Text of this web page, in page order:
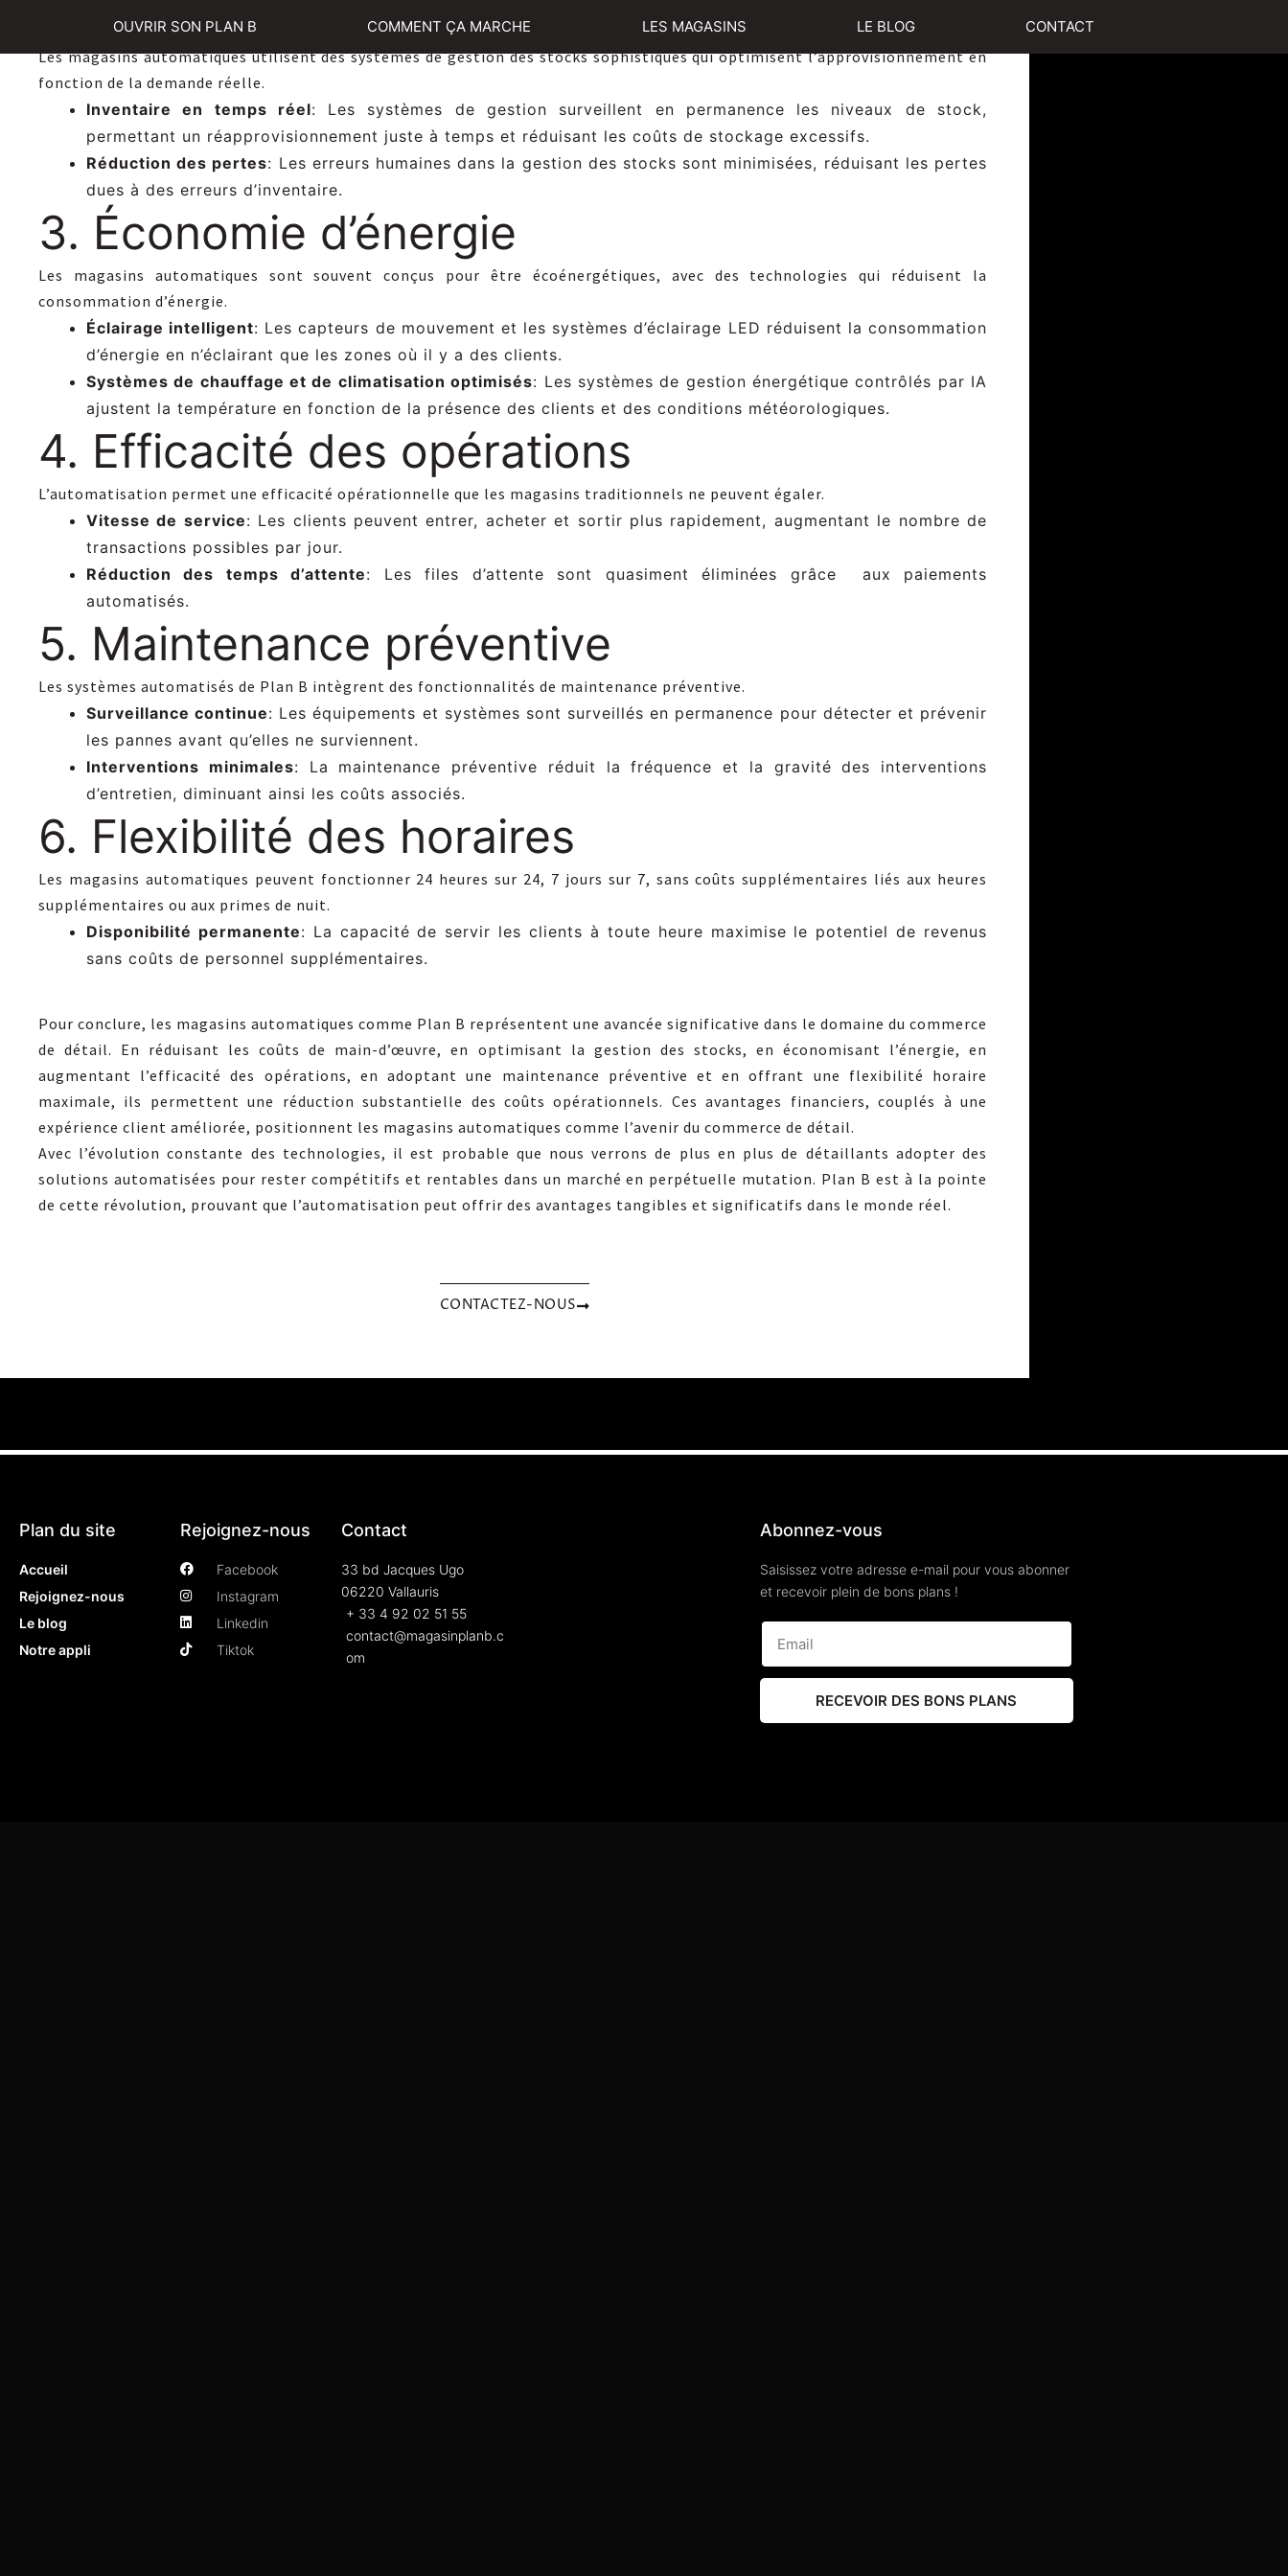
OUVRIR SON PLAN B COMMENT ÇA MARCHE LES MAGASINS LE BLOG CONTACT
2. Optimisation des stocks
Les magasins automatiques utilisent des systèmes de gestion des stocks sophistiqués qui optimisent l’approvisionnement en
fonction de la demande réelle.
Inventaire en temps réel: Les systèmes de gestion surveillent en permanence les niveaux de stock,
permettant un réapprovisionnement juste à temps et réduisant les coûts de stockage excessifs.
Réduction des pertes: Les erreurs humaines dans la gestion des stocks sont minimisées, réduisant les pertes
dues à des erreurs d’inventaire.
3. Économie d’énergie
Les magasins automatiques sont souvent conçus pour être écoénergétiques, avec des technologies qui réduisent la
consommation d’énergie.
Éclairage intelligent: Les capteurs de mouvement et les systèmes d’éclairage LED réduisent la consommation
d’énergie en n’éclairant que les zones où il y a des clients.
Systèmes de chauffage et de climatisation optimisés: Les systèmes de gestion énergétique contrôlés par IA
ajustent la température en fonction de la présence des clients et des conditions météorologiques.
4. Efficacité des opérations
L’automatisation permet une efficacité opérationnelle que les magasins traditionnels ne peuvent égaler.
Vitesse de service: Les clients peuvent entrer, acheter et sortir plus rapidement, augmentant le nombre de
transactions possibles par jour.
Réduction des temps d’attente: Les files d’attente sont quasiment éliminées grâce aux paiements
automatisés.
5. Maintenance préventive
Les systèmes automatisés de Plan B intègrent des fonctionnalités de maintenance préventive.
Surveillance continue: Les équipements et systèmes sont surveillés en permanence pour détecter et prévenir
les pannes avant qu’elles ne surviennent.
Interventions minimales: La maintenance préventive réduit la fréquence et la gravité des interventions
d’entretien, diminuant ainsi les coûts associés.
6. Flexibilité des horaires
Les magasins automatiques peuvent fonctionner 24 heures sur 24, 7 jours sur 7, sans coûts supplémentaires liés aux heures
supplémentaires ou aux primes de nuit.
Disponibilité permanente: La capacité de servir les clients à toute heure maximise le potentiel de revenus
sans coûts de personnel supplémentaires.
Pour conclure, les magasins automatiques comme Plan B représentent une avancée significative dans le domaine du commerce
de détail. En réduisant les coûts de main-d’œuvre, en optimisant la gestion des stocks, en économisant l’énergie, en
augmentant l’efficacité des opérations, en adoptant une maintenance préventive et en offrant une flexibilité horaire
maximale, ils permettent une réduction substantielle des coûts opérationnels. Ces avantages financiers, couplés à une
expérience client améliorée, positionnent les magasins automatiques comme l’avenir du commerce de détail.
Avec l’évolution constante des technologies, il est probable que nous verrons de plus en plus de détaillants adopter des
solutions automatisées pour rester compétitifs et rentables dans un marché en perpétuelle mutation. Plan B est à la pointe
de cette révolution, prouvant que l’automatisation peut offrir des avantages tangibles et significatifs dans le monde réel.
CONTACTEZ-NOUS
Plan du site
Accueil
Rejoignez-nous
Le blog
Notre appli
Rejoignez-nous
Facebook
Instagram
Linkedin
Tiktok
Contact
33 bd Jacques Ugo
06220 Vallauris
+ 33 4 92 02 51 55
contact@magasinplanb.c
om
Abonnez-vous
Saisissez votre adresse e-mail pour vous abonner
et recevoir plein de bons plans !
RECEVOIR DES BONS PLANS